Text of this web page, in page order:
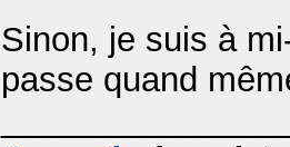
Sinon, je suis à
passe quand